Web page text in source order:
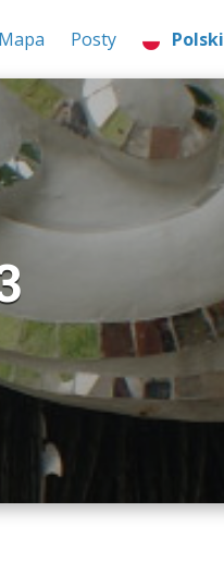
Mapa Posty Polski